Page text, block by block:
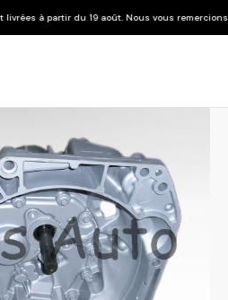
août. Nous vous remercions de votre